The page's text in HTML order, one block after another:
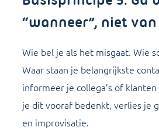
“wanneer”, niet van
Wie bel je als het misgaat. Wie
Waar staan je belangrijkste
informeer je collega’s of
je dit vooraf bedenkt, verlies je
en improvisatie.